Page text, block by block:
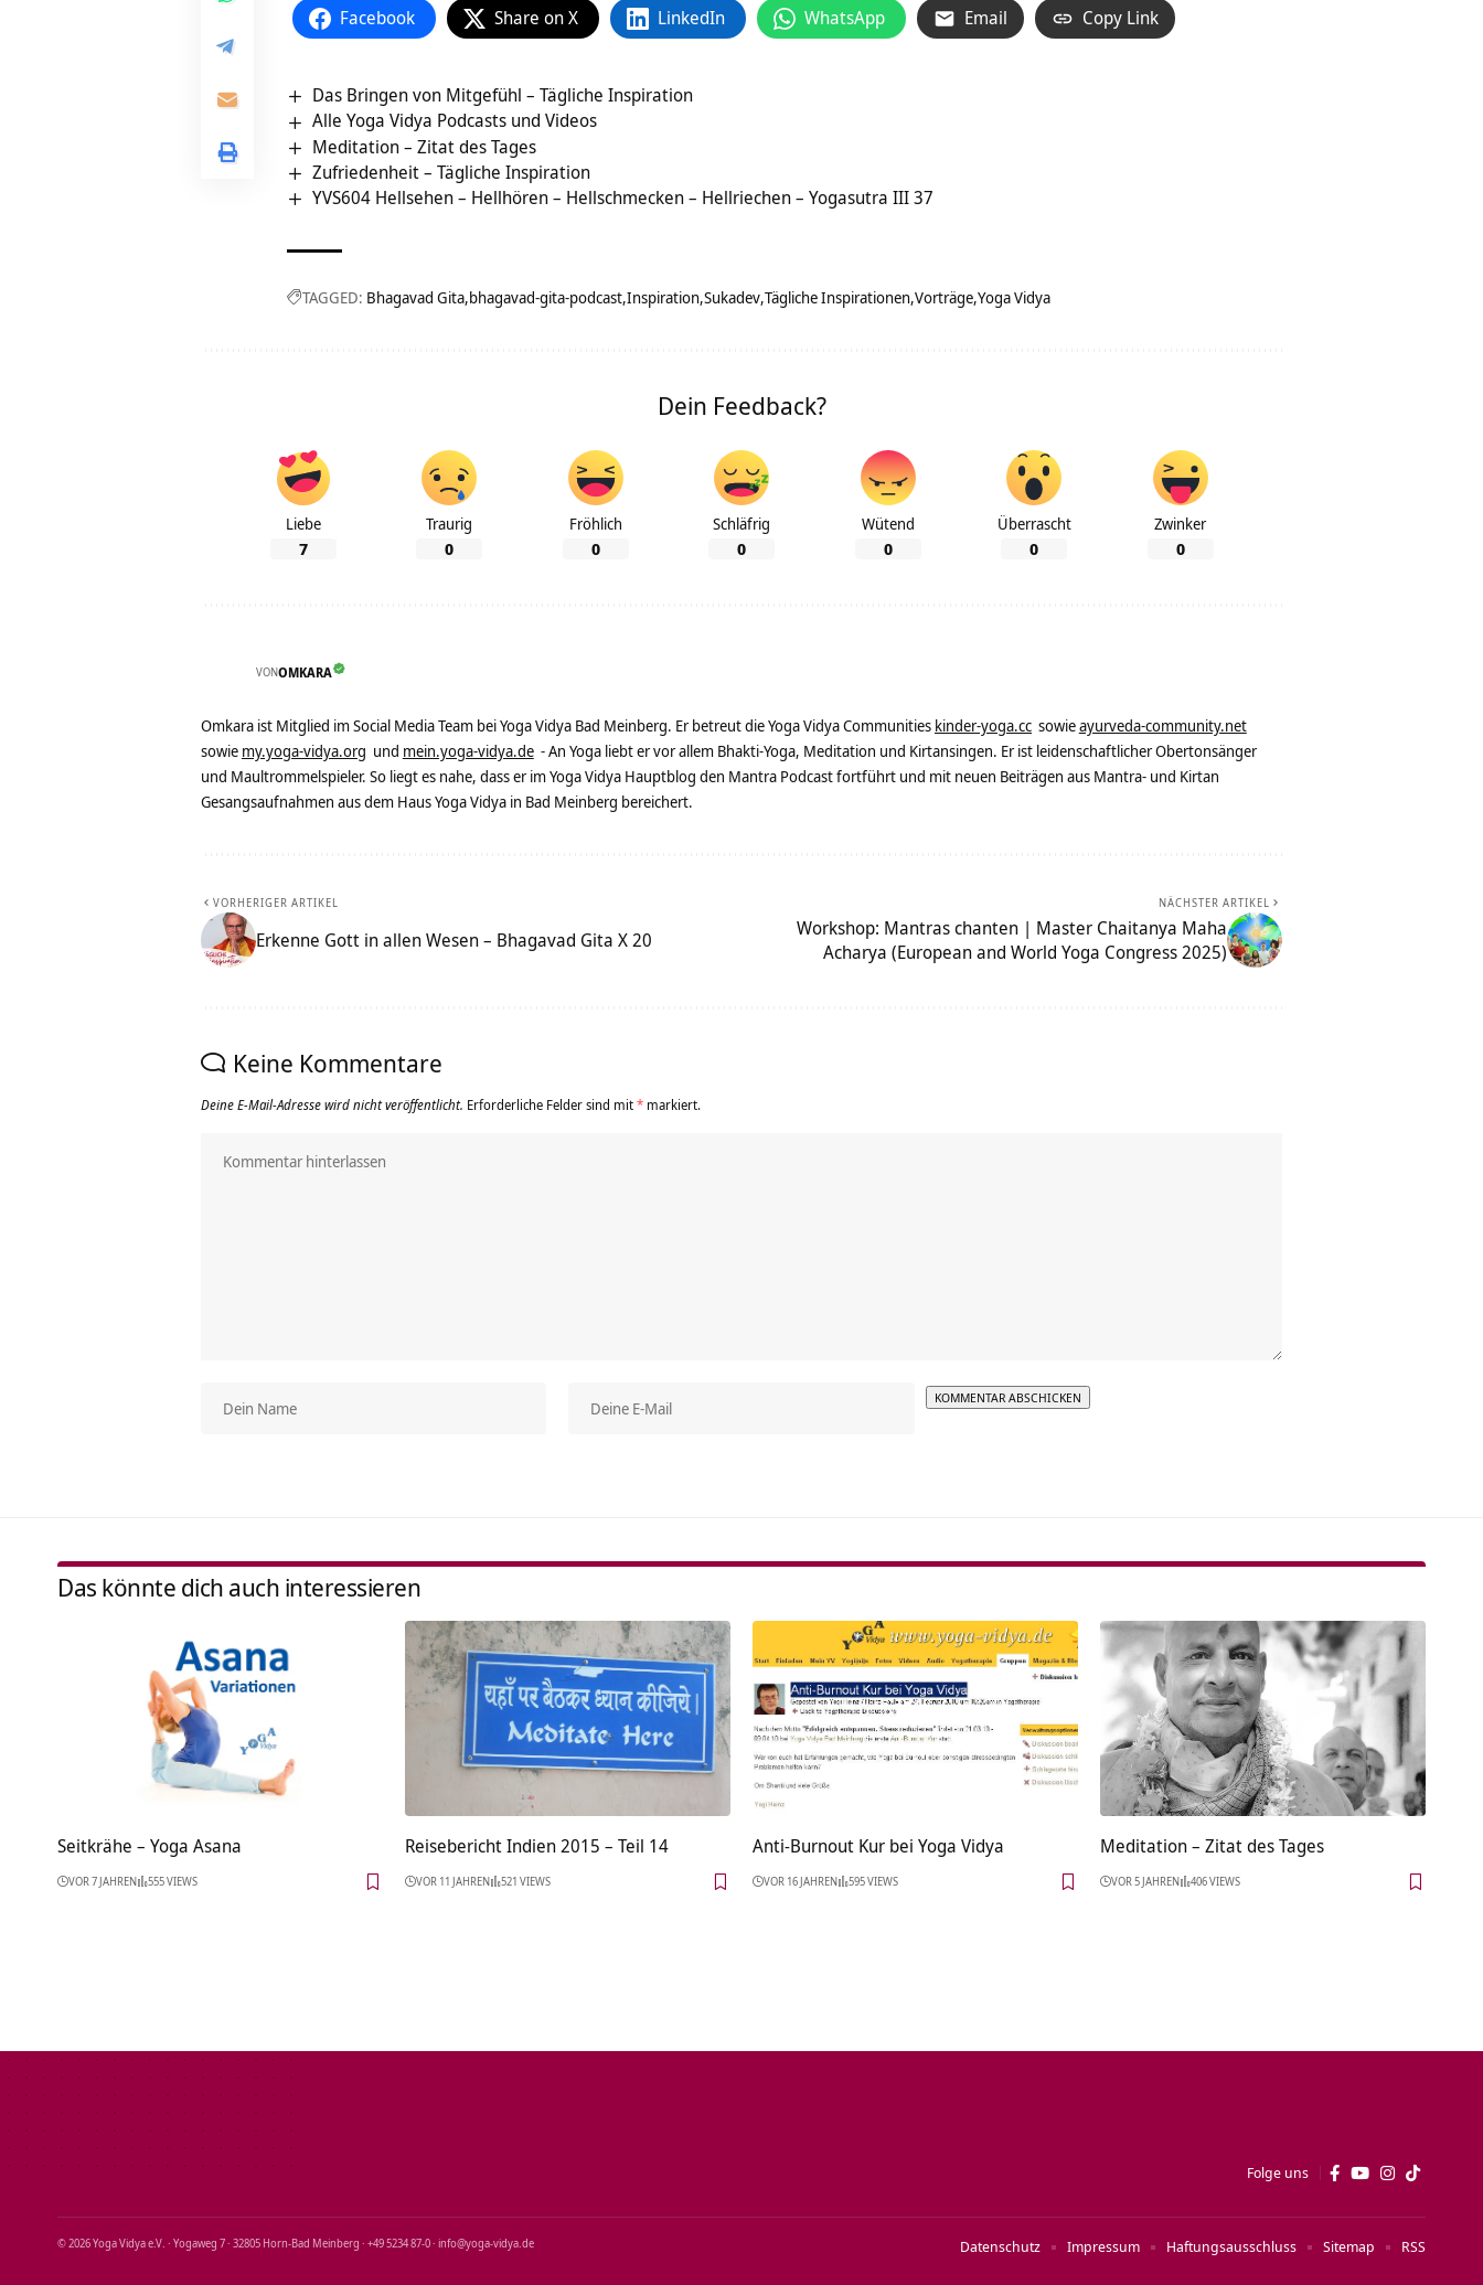
Facebook Share on X LinkedIn WhatsApp Email Copy Link
Das Bringen von Mitgefühl – Tägliche Inspiration
Alle Yoga Vidya Podcasts und Videos
Meditation – Zitat des Tages
Zufriedenheit – Tägliche Inspiration
YVS604 Hellsehen – Hellhören – Hellschmecken – Hellriechen – Yogasutra III 37
TAGGED: Bhagavad Gita bhagavad-gita-podcast Inspiration Sukadev Tägliche Inspirationen Vorträge Yoga Vidya
Dein Feedback?
Liebe
7
Traurig
0
Fröhlich
0
Schläfrig
0
Wütend
0
Überrascht
0
Zwinker
0
VONOMKARA
Omkara ist Mitglied im Social Media Team bei Yoga Vidya Bad Meinberg. Er betreut die Yoga Vidya Communities kinder-yoga.cc sowieayurveda-community.net
sowie my.yoga-vidya.org und mein.yoga-vidya.de - An Yoga liebt er vor allem Bhakti-Yoga, Meditation und Kirtansingen. Er ist leidenschaftlicher Obertonsänger
und Maultrommelspieler. So liegt es nahe, dass er im Yoga Vidya Hauptblog den Mantra Podcast fortführt und mit neuen Beiträgen aus Mantra- und Kirtan
Gesangsaufnahmen aus dem Haus Yoga Vidya in Bad Meinberg bereichert.
VORHERIGER ARTIKEL
Erkenne Gott in allen Wesen – Bhagavad Gita X 20
NÄCHSTER ARTIKEL
Workshop: Mantras chanten | Master Chaitanya Maha
Acharya (European and World Yoga Congress 2025)
Keine Kommentare
Deine E-Mail-Adresse wird nicht veröffentlicht. Erforderliche Felder sind mit* markiert.
Das könnte dich auch interessieren
Seitkrähe – Yoga Asana
VOR 7 JAHREN 555 VIEWS
Reisebericht Indien 2015 – Teil 14
VOR 11 JAHREN 521 VIEWS
Anti-Burnout Kur bei Yoga Vidya
VOR 16 JAHREN 595 VIEWS
Meditation – Zitat des Tages
VOR 5 JAHREN 406 VIEWS
Folge uns
© 2026 Yoga Vidya e.V. · Yogaweg 7 · 32805 Horn‑Bad Meinberg · +49 5234 87‑0 · info@yoga‑vidya.de Datenschutz Impressum Haftungsausschluss Sitemap RSS